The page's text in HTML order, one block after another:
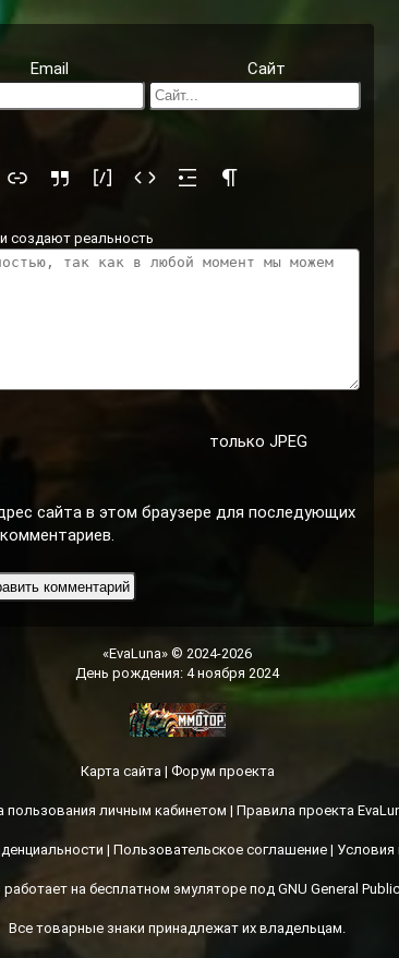
Email Сайт
создают реальность
только JPEG
сайта в этом браузере для последующих
«EvaLuna» © 2024-2026
День рождения: 4 ноября 2024
Карта сайта | Форум проекта
пользования личным кабинетом | Правила проекта
|Пользовательское соглашение | Условия
на бесплатном эмуляторе под GNU General
Все товарные знаки принадлежат их владельцам.